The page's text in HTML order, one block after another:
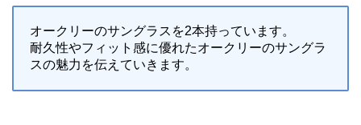
オークリーのサングラスを2本持っています。
耐久性やフィット感に優れたオークリーのサングラ
スの魅力を伝えていきます。